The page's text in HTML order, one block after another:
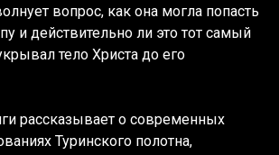
вопрос, как она могла попасть
и действительно ли это тот самый
тело Христа до его
рассказывает о современных
Туринского полотна,